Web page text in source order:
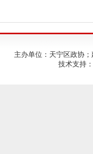
主办单位：天宁区政协
技术支持